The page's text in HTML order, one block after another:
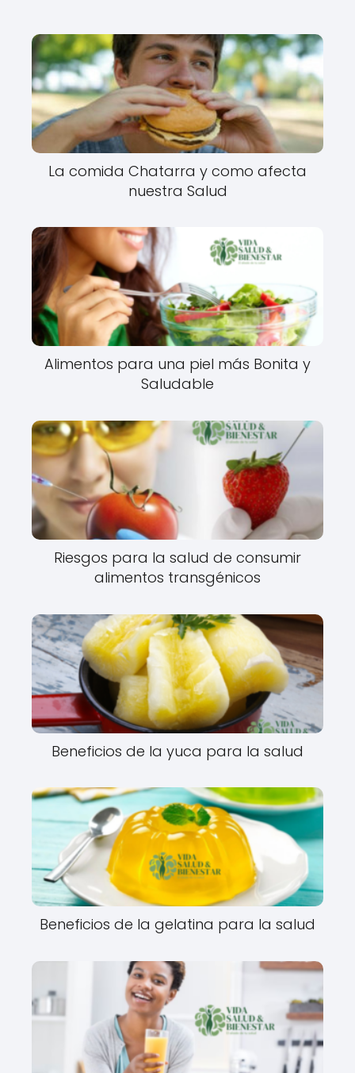
La comida Chatarra y como afecta
nuestra Salud
Alimentos para una piel más Bonita y
Saludable
Riesgos para la salud de consumir
alimentos transgénicos
Beneficios de la yuca para la salud
Beneficios de la gelatina para la salud